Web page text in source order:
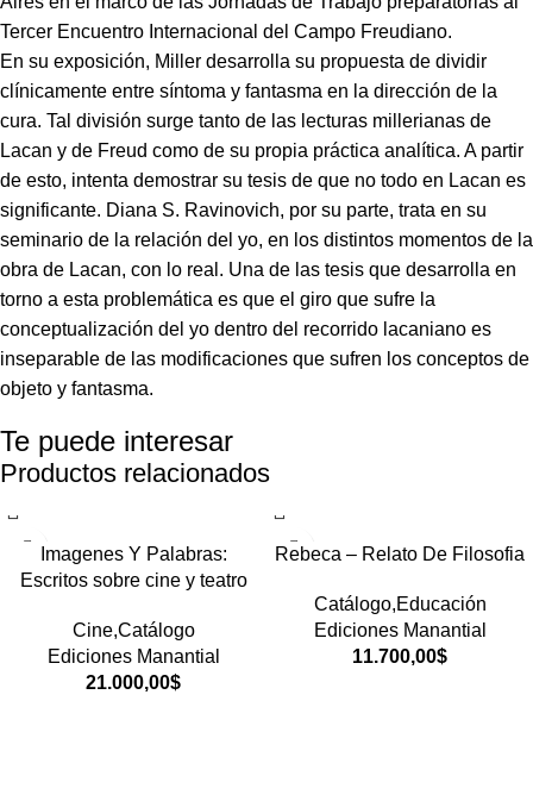
Tercer Encuentro Internacional del Campo Freudiano.
En su exposición, Miller desarrolla su propuesta de dividir
clínicamente entre síntoma y fantasma en la dirección de la
cura. Tal división surge tanto de las lecturas millerianas de
Lacan y de Freud como de su propia práctica analítica. A partir
de esto, intenta demostrar su tesis de que no todo en Lacan es
significante. Diana S. Ravinovich, por su parte, trata en su
seminario de la relación del yo, en los distintos momentos de la
obra de Lacan, con lo real. Una de las tesis que desarrolla en
torno a esta problemática es que el giro que sufre la
conceptualización del yo dentro del recorrido lacaniano es
inseparable de las modificaciones que sufren los conceptos de
objeto y fantasma.
Te puede interesar
Productos relacionados
Imagenes Y Palabras:
Escritos sobre cine y teatro
Cine,Catálogo
Ediciones Manantial
21.000,00$
Rebeca – Relato De Filosofia
Catálogo,Educación
Ediciones Manantial
11.700,00$